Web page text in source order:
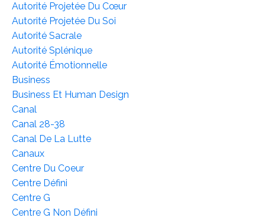
Autorité Projetée Du Cœur
Autorité Projetée Du Soi
Autorité Sacrale
Autorité Splénique
Autorité Émotionnelle
Business
Business Et Human Design
Canal
Canal 28-38
Canal De La Lutte
Canaux
Centre Du Coeur
Centre Défini
Centre G
Centre G Non Défini